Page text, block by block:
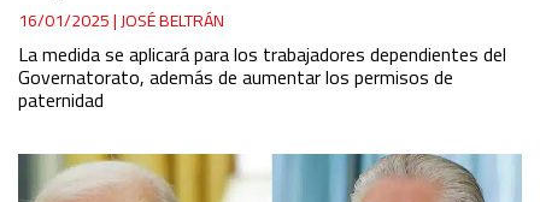
16/01/2025|JOSÉ BELTRÁN
La medida se aplicará para los trabajadores dependientes del
Governatorato, además de aumentar los permisos de
paternidad